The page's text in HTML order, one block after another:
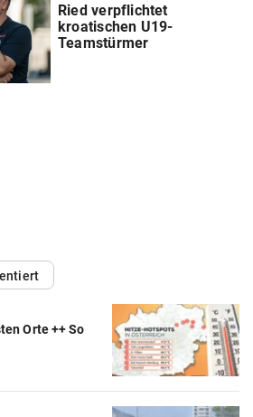
Ried verpflichtet
kroatischen U19-
Teamstürmer
Orte ++ So